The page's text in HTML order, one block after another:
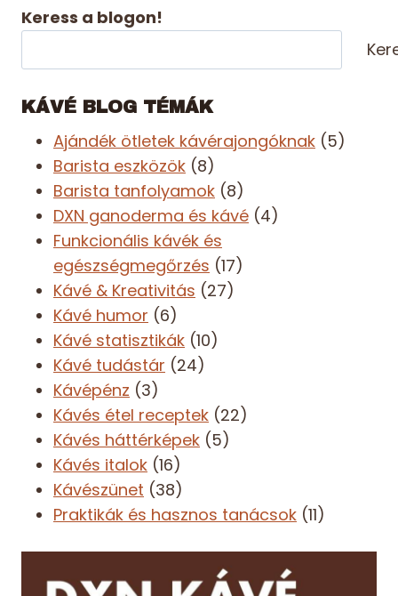
Keress a blogon!
KÁVÉ BLOG TÉMÁK
Ajándék ötletek kávérajongóknak (5)
Barista eszközök (8)
Barista tanfolyamok (8)
DXN ganoderma és kávé (4)
Funkcionális kávék és
egészségmegőrzés (17)
Kávé & Kreativitás (27)
Kávé humor (6)
Kávé statisztikák (10)
Kávé tudástár (24)
Kávépénz (3)
Kávés étel receptek (22)
Kávés háttérképek (5)
Kávés italok (16)
Kávészünet (38)
Praktikák és hasznos tanácsok (11)